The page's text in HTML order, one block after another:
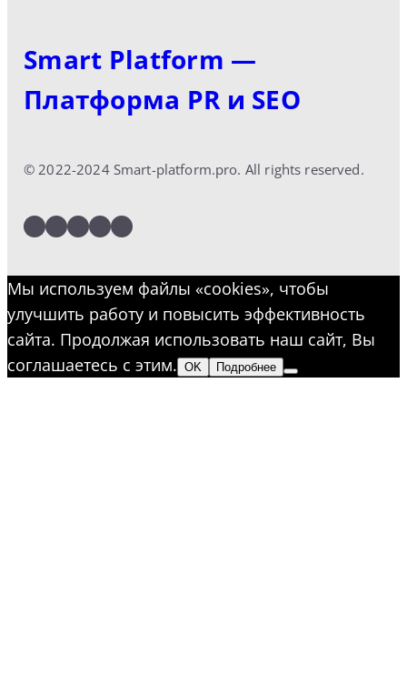
Smart Platform —
Платформа PR и SEO
© 2022-2024 Smart-platform.pro. All rights reserved.
LinkedIn
Facebook
Twitter
Instagram
YouTube
Мы используем файлы «cookies», чтобы
улучшить работу и повысить эффективность
сайта. Продолжая использовать наш сайт, Вы
соглашаетесь с этим. OK Подробнее